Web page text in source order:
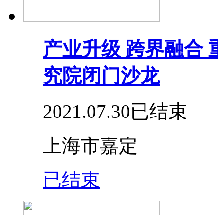
产业升级 跨界融合
究院闭门沙龙
2021.07.30已结束
上海市嘉定
已结束